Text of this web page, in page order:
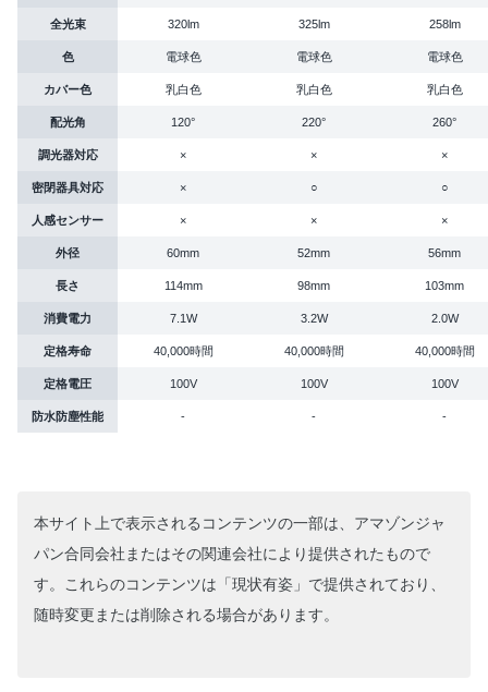
全光束 320lm 325lm 258lm
色 電球色 電球色 電球色
カバー色 乳白色 乳白色 乳白色
配光角 120° 220° 260°
調光器対応 × × ×
密閉器具対応 × ○ ○
人感センサー × × ×
外径 60mm 52mm 56mm
長さ 114mm 98mm 103mm
消費電力 7.1W 3.2W 2.0W
定格寿命 40,000時間 40,000時間 40,000時間
定格電圧 100V 100V 100V
防水防塵性能 - - -
本サイト上で表示されるコンテンツの一部は、アマゾンジャ
パン合同会社またはその関連会社により提供されたもので
す。これらのコンテンツは「現状有姿」で提供されており、
随時変更または削除される場合があります。